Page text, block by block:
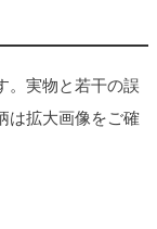
。実物と若干の誤
は拡大画像をご確